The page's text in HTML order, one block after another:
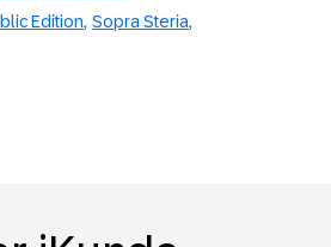
Edition Sopra Steria